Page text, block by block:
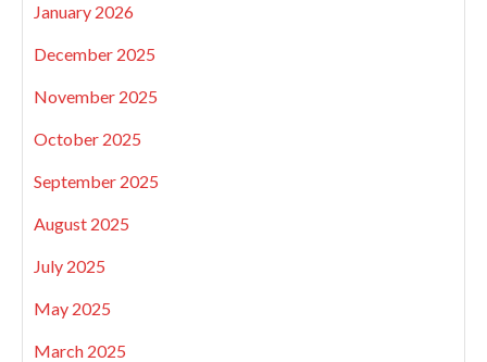
January 2026
December 2025
November 2025
October 2025
September 2025
August 2025
July 2025
May 2025
March 2025